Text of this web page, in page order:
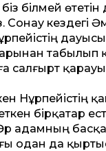
біз білмей
Сонау кез­дегі
табылып
салғырт
Нұрпейістің
бірқатар
адамның
одан да